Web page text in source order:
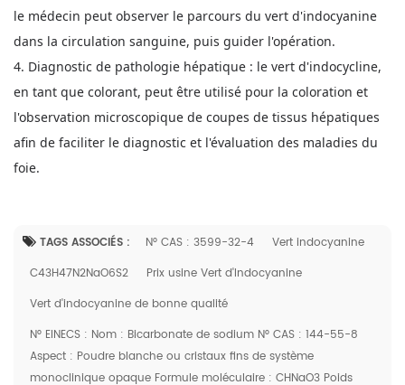
le médecin peut observer le parcours du vert d'indocyanine
dans la circulation sanguine, puis guider l'opération.
4. Diagnostic de pathologie hépatique : le vert d'indocycline,
en tant que colorant, peut être utilisé pour la coloration et
l'observation microscopique de coupes de tissus hépatiques
afin de faciliter le diagnostic et l'évaluation des maladies du
foie.
TAGS ASSOCIÉS : N° CAS : 3599-32-4
Vert indocyanine
C43H47N2NaO6S2
Prix ​​usine Vert d'Indocyanine
Vert d'indocyanine de bonne qualité
N° EINECS : Nom : Bicarbonate de sodium N° CAS : 144-55-8
Aspect : Poudre blanche ou cristaux fins de système
monoclinique opaque Formule moléculaire : CHNaO3 Poids